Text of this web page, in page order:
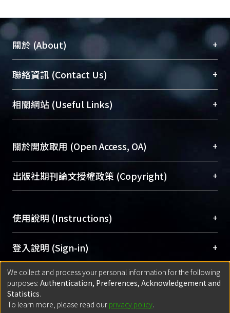
關於 (About) +
臺大位居世界頂尖大學之列，為永久珍藏及向國際
展現本校豐碩的研究成果及學術能量，圖書館整合
機構典藏（NTUR）與學術庫（AH）不同功能平
台，成為臺大學術典藏NTU scholars。期能整合研
成果。
To permanently archive and promote researcher
profiles and scholarly works, Library integrates the
services of “NTU Repository” with “Academic
聯絡資訊 (Contact Us) +
總館學科館員(Main Library)
醫學圖書館學科館員(Medical Library)
Sciences Library)
相關網站 (Useful Links) +
關於開放取用 (Open Access, OA) +
開放取用是從使用者角度提升資訊取用性的社會運
動，應用在學術研究上是透過將研究著作公開供使
用逐年攀升。同時可加速研究發展、提升研究影響
Archive）平台。 （點選深入了解OA）
出版社期刊論文授權政策 (Copyright) +
含部分內容的版權非匯入者所有，或由第三方贊
助與合作完成，請確認該版權所有者及第三方同
意提供此授權。
Please represent that the submission is your
original work, and that you have the right to
grant the rights to upload.
若欲上傳已出版的全文電子檔，可使用
使用說明 (Instructions) +
網站簡介(Quickstart Guide)
使用手冊(Instruction Manual)
線上預約服務(Booking Service)
登入說明 (Sign-in) +
方案一：臺灣大學計算機中心帳號登入
(With C&INC Email Account)
方案二：ORCID帳號登入(With ORCID)
匯入著作 (Submission) +
方案一：定期更新ORCID者，以ID匯入
We collect and process your personal information for the following
purposes: Authentication, Preferences, Acknowledgement and
Statistics.
To learn more, please read our privacy policy.